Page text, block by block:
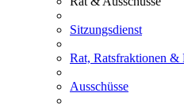
Sitzungsdienst
Rat, Ratsfraktionen &
Ausschüsse